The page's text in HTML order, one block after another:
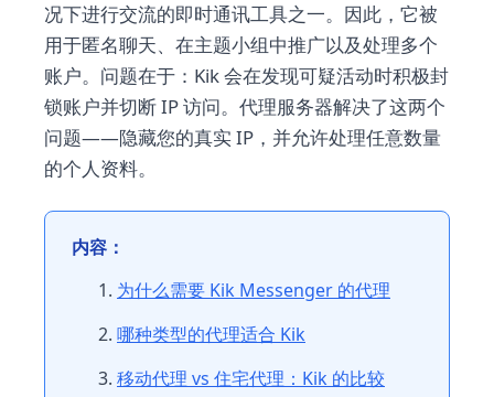
况下进行交流的即时通讯工具之一。因此，它被
用于匿名聊天、在主题小组中推广以及处理多个
账户。问题在于：Kik 会在发现可疑活动时积极封
锁账户并切断 IP 访问。代理服务器解决了这两个
问题——隐藏您的真实 IP，并允许处理任意数量
的个人资料。
内容：
为什么需要 Kik Messenger 的代理
哪种类型的代理适合 Kik
移动代理 vs 住宅代理：Kik 的比较